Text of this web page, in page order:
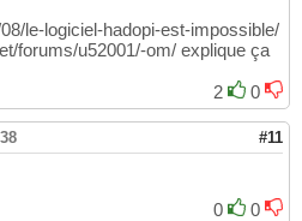
le-logiciel-hadopi-est-impossible/
forums/u52001/-om/ explique ça
2
0
#11
0
0